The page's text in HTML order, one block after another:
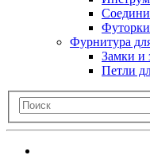
Футорки
Фурнитура
Замки и
Петли